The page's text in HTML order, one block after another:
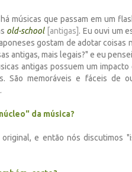
músicas que passam em um
old-school [antigas] . Eu ouvi um
gostam de adotar coisas
antigas, mais legais?" e eu
antigas possuem um
São memoráveis e fáceis de
da música?
e então nós discutimos